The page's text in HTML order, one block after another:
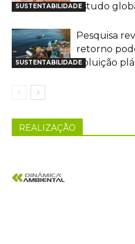
SUSTENTABILIDADEestudo
SUSTENTABILIDADE
Pesquisa
retorno
poluição
REALIZAÇÃO